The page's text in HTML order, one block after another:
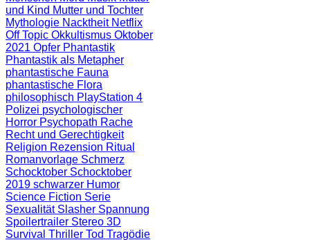
und Kind Mutter und Tochter
Mythologie Nacktheit Netflix
Off Topic Okkultismus Oktober
2021 Opfer Phantastik
Phantastik als Metapher
phantastische Fauna
phantastische Flora
philosophisch PlayStation 4
Polizei psychologischer
Horror Psychopath Rache
Recht und Gerechtigkeit
Religion Rezension Ritual
Romanvorlage Schmerz
Schocktober Schocktober
2019 schwarzer Humor
Science Fiction Serie
Sexualität Slasher Spannung
Spoilertrailer Stereo 3D
Survival Thriller Tod Tragödie